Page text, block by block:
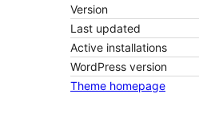
Version
Last updated
Active installations
WordPress version
Theme homepage